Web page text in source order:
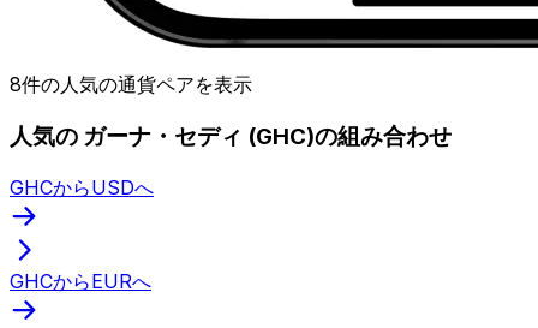
8件の人気の通貨ペアを表示
人気の ガーナ・セディ (GHC)の組み合わせ
GHCからUSDへ
GHCからEURへ